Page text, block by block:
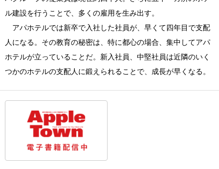
ル建設を行うことで、多くの雇用を生み出す。
アパホテルでは新卒で入社した社員が、早くて四年目で支配
人になる。その教育の秘密は、特に都心の場合、集中してアパ
ホテルが立っていることだ。新入社員、中堅社員は近隣のいく
つかのホテルの支配人に鍛えられることで、成長が早くなる。